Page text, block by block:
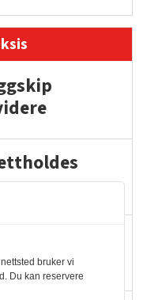
men fulle
bruker vi
Du kan reservere